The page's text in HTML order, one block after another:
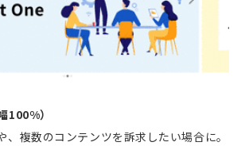
100%）
、複数のコンテンツを訴求したい場合に。